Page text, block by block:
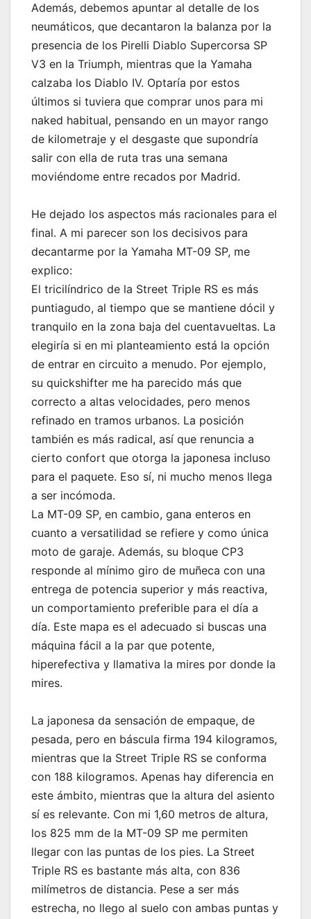
Además, debemos apuntar al detalle de los
neumáticos, que decantaron la balanza por la
presencia de los Pirelli Diablo Supercorsa SP
V3 en la Triumph, mientras que la Yamaha
calzaba los Diablo IV. Optaría por estos
últimos si tuviera que comprar unos para mi
naked habitual, pensando en un mayor rango
de kilometraje y el desgaste que supondría
salir con ella de ruta tras una semana
moviéndome entre recados por Madrid.
He dejado los aspectos más racionales para el
final. A mi parecer son los decisivos para
decantarme por la Yamaha MT-09 SP, me
explico:
El tricilíndrico de la Street Triple RS es más
puntiagudo, al tiempo que se mantiene dócil y
tranquilo en la zona baja del cuentavueltas. La
elegiría si en mi planteamiento está la opción
de entrar en circuito a menudo. Por ejemplo,
su quickshifter me ha parecido más que
correcto a altas velocidades, pero menos
refinado en tramos urbanos. La posición
también es más radical, así que renuncia a
cierto confort que otorga la japonesa incluso
para el paquete. Eso sí, ni mucho menos llega
a ser incómoda.
La MT-09 SP, en cambio, gana enteros en
cuanto a versatilidad se refiere y como única
moto de garaje. Además, su bloque CP3
responde al mínimo giro de muñeca con una
entrega de potencia superior y más reactiva,
un comportamiento preferible para el día a
día. Este mapa es el adecuado si buscas una
máquina fácil a la par que potente,
hiperefectiva y llamativa la mires por donde la
mires.
La japonesa da sensación de empaque, de
pesada, pero en báscula firma 194 kilogramos,
mientras que la Street Triple RS se conforma
con 188 kilogramos. Apenas hay diferencia en
este ámbito, mientras que la altura del asiento
sí es relevante. Con mi 1,60 metros de altura,
los 825 mm de la MT-09 SP me permiten
llegar con las puntas de los pies. La Street
Triple RS es bastante más alta, con 836
milímetros de distancia. Pese a ser más
estrecha, no llego al suelo con ambas puntas y